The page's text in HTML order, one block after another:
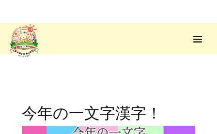
今年の一文字漢字！